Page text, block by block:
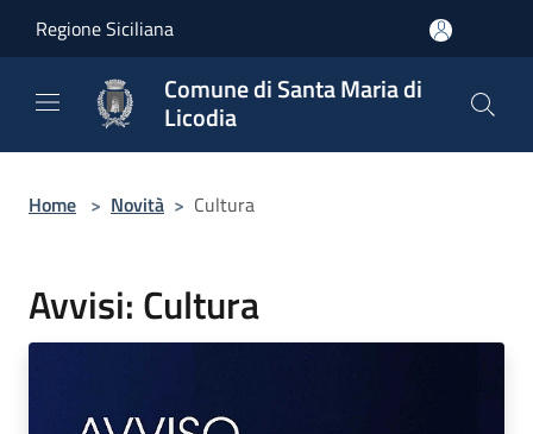
Regione Siciliana
Comune di Santa Maria di
Licodia
Home > Novità > Cultura
Avvisi: Cultura